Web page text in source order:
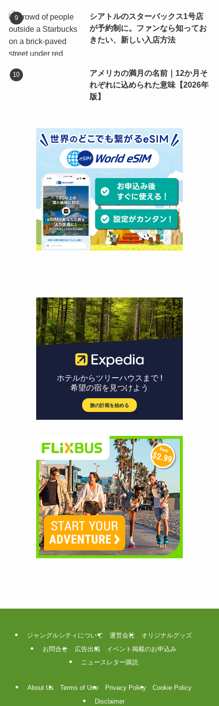
シアトルのスターバックス1号店
が予約制に。ファンなら知ってお
きたい、新しい入店方法
アメリカの満月の名前｜12か月そ
れぞれに込められた意味【2026年
版】
ジャングルシティについて 運営会社
オリジナルグッズ
お問合せ
広告出稿
イベント掲載のお申込み
ニュースレター購読
About Us Terms of Use Privacy Policy
Cookie Policy
Disclaimer